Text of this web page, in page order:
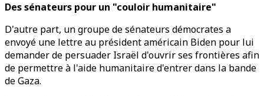
Des sénateurs pour un "couloir humanitaire"
D'autre part, un groupe de sénateurs démocrates a
envoyé une lettre au président américain Biden pour lui
demander de persuader Israël d'ouvrir ses frontières afin
de permettre à l'aide humanitaire d'entrer dans la bande
de Gaza.